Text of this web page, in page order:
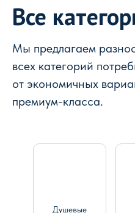
Все
Мы предлагаем
всех категорий
от экономичных
премиум-класса.
Душевые